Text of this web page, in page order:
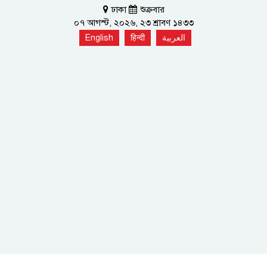
ঢাকা
শুক্রবার
০৭ আগস্ট, ২০২৬, ২৩ শ্রাবণ ১৪৩৩
English हिन्दी العربية